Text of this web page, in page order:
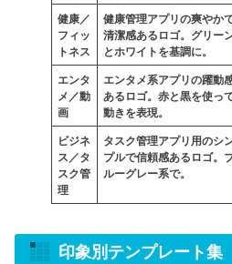
健康／
フィッ
トネス
健康管理アプリの爽やか
清潔感あるロゴ。グリー
とホワイトを基調に。
エンタ
メ／動
画
エンタメ系アプリの躍動
あるロゴ。赤と黒を使っ
動きを表現。
ビジネ
ス／タ
スク管
理
タスク管理アプリ用のシ
プルで信頼感あるロゴ。
ルーグレー系で。
印象別テンプレート集